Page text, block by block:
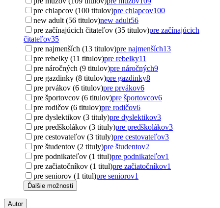
pre chlapcov (100 titulov)pre chlapcov100
new adult (56 titulov)new adult56
pre začínajúcich čitateľov (35 titulov)pre začínajúcich
čitateľov35
pre najmenších (13 titulov)pre najmenších13
pre rebelky (11 titulov)pre rebelky11
pre náročných (9 titulov)pre náročných9
pre gazdinky (8 titulov)pre gazdinky8
pre prvákov (6 titulov)pre prvákov6
pre športovcov (6 titulov)pre športovcov6
pre rodičov (6 titulov)pre rodičov6
pre dyslektikov (3 tituly)pre dyslektikov3
pre predškolákov (3 tituly)pre predškolákov3
pre cestovateľov (3 tituly)pre cestovateľov3
pre študentov (2 tituly)pre študentov2
pre podnikateľov (1 titul)pre podnikateľov1
pre začiatočníkov (1 titul)pre začiatočníkov1
pre seniorov (1 titul)pre seniorov1
Ďalšie možnosti
Autor